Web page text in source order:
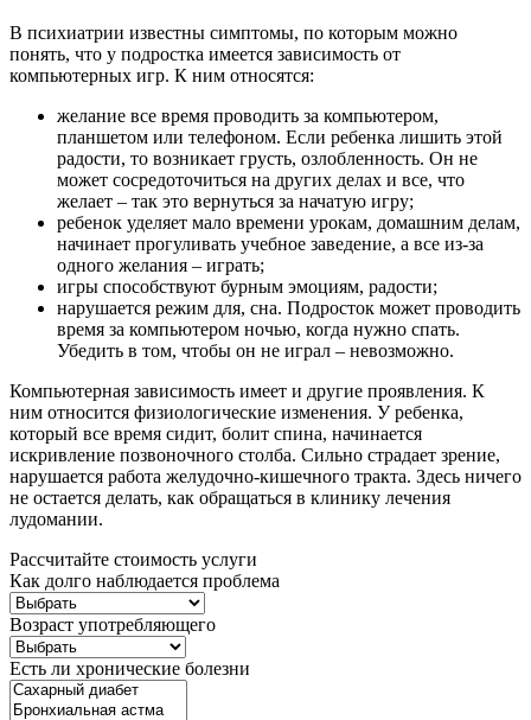
В психиатрии известны симптомы, по которым можно
понять, что у подростка имеется зависимость от
компьютерных игр. К ним относятся:
желание все время проводить за компьютером,
планшетом или телефоном. Если ребенка лишить этой
радости, то возникает грусть, озлобленность. Он не
может сосредоточиться на других делах и все, что
желает – так это вернуться за начатую игру;
ребенок уделяет мало времени урокам, домашним делам,
начинает прогуливать учебное заведение, а все из-за
одного желания – играть;
игры способствуют бурным эмоциям, радости;
нарушается режим для, сна. Подросток может проводить
время за компьютером ночью, когда нужно спать.
Убедить в том, чтобы он не играл – невозможно.
Компьютерная зависимость имеет и другие проявления. К
ним относится физиологические изменения. У ребенка,
который все время сидит, болит спина, начинается
искривление позвоночного столба. Сильно страдает зрение,
нарушается работа желудочно-кишечного тракта. Здесь ничего
не остается делать, как обращаться в клинику лечения
лудомании.
Рассчитайте стоимость услуги
Как долго наблюдается проблема
Возраст употребляющего
Есть ли хронические болезни